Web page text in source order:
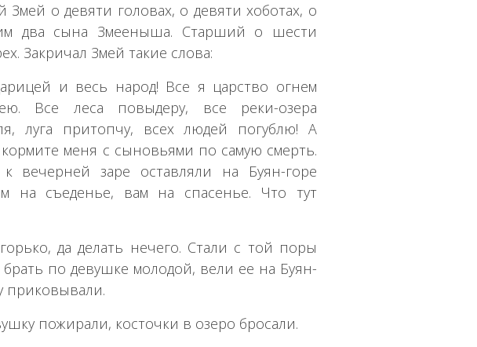
Змей о девяти головах, о девяти хоботах, о
два сына Змееныша. Старший о шести
Закричал Змей такие слова:
и весь народ! Все я царство огнем
Все леса повыдеру, все реки-озера
луга притопчу, всех людей погублю! А
меня с сыновьями по самую смерть.
вечерней заре оставляли на Буян-горе
на съеденье, вам на спасенье. Что тут
да делать нечего. Стали с той поры
по девушке молодой, вели ее на Буян-
приковывали.
пожирали, косточки в озеро бросали.